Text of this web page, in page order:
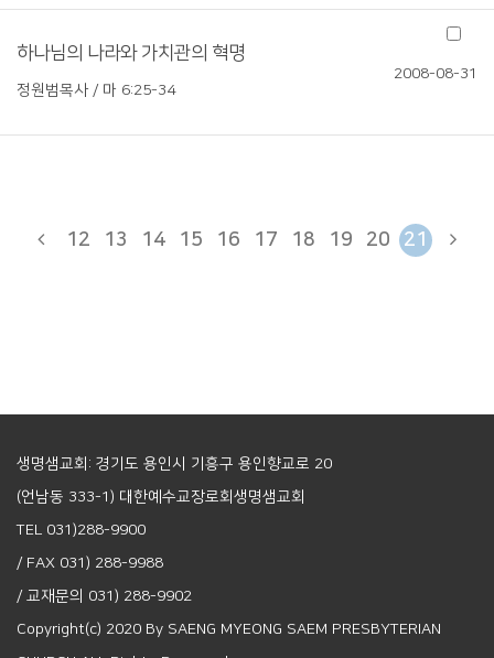
하나님의 나라와 가치관의 혁명
정원범목사 / 마 6:25-34
2008-08-31
12 13 14 15 16 17 18 19 20 21
생명샘교회: 경기도 용인시 기흥구 용인향교로 20
(언남동 333-1) 대한예수교장로회생명샘교회
TEL 031)288-9900
/ FAX 031) 288-9988
/ 교재문의 031) 288-9902
Copyright(c) 2020 By SAENG MYEONG SAEM PRESBYTERIAN